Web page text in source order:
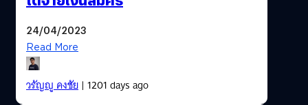
24/04/2023
Read More
วรัญญู คงชัย| 1201 days ago